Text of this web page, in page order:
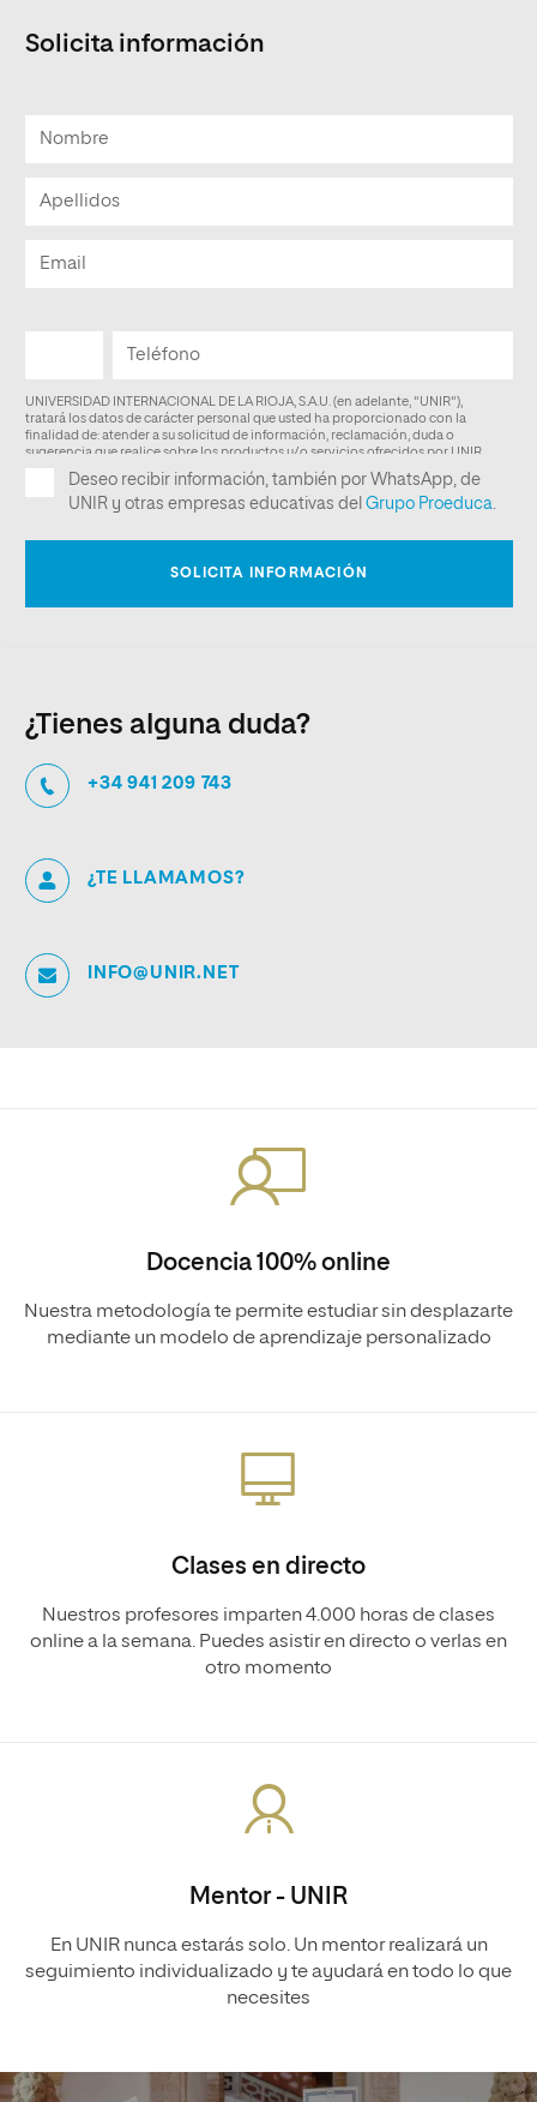
Solicita información
¿Tienes alguna duda?
+34 941 209 743
¿TE LLAMAMOS?
INFO@UNIR.NET
Docencia 100% online
Nuestra metodología te permite estudiar sin desplazarte
mediante un modelo de aprendizaje personalizado
Clases en directo
Nuestros profesores imparten 4.000 horas de clases
online a la semana. Puedes asistir en directo o verlas en
otro momento
Mentor - UNIR
En UNIR nunca estarás solo. Un mentor realizará un
seguimiento individualizado y te ayudará en todo lo que
necesites